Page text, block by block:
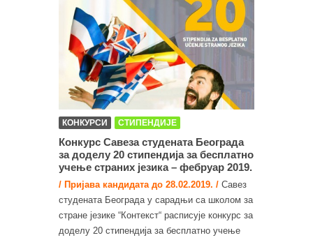
КОНКУРСИ СТИПЕНДИЈЕ
Конкурс Савеза студената Београда
за доделу 20 стипендија за бесплатнo
учење страних језика – фебруар 2019.
/ Пријава кандидата до 28.02.2019. / Савез
студената Београда у сарадњи са школом за
стране језике “Контекст“ расписује конкурс за
доделу 20 стипендија за бесплатнo учење